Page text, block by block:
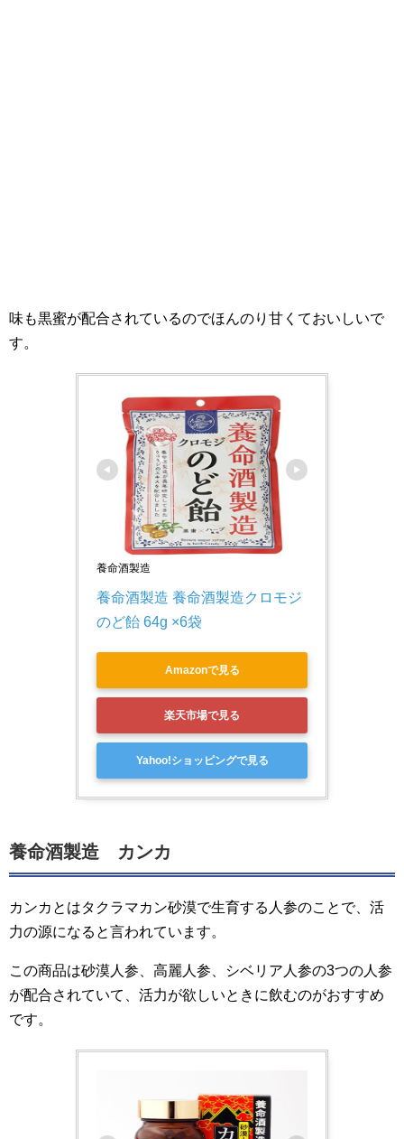
味も黒蜜が配合されているのでほんのり甘くておいしいで
す。
養命酒製造
養命酒製造 養命酒製造クロモジ
のど飴 64g ×6袋
Amazonで見る
楽天市場で見る
Yahoo!ショッピングで見る
養命酒製造 カンカ
カンカとはタクラマカン砂漠で生育する人参のことで、活
力の源になると言われています。
この商品は砂漠人参、高麗人参、シベリア人参の3つの人参
が配合されていて、活力が欲しいときに飲むのがおすすめ
です。